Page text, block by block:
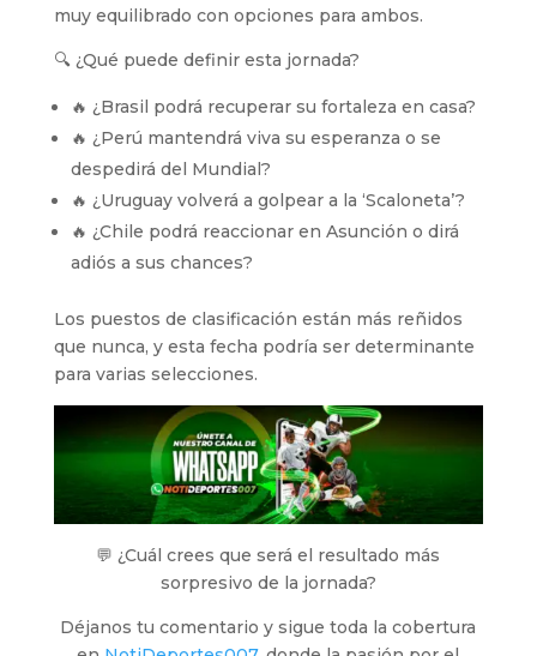
muy equilibrado con opciones para ambos.
🔍 ¿Qué puede definir esta jornada?
🔥 ¿Brasil podrá recuperar su fortaleza en casa?
🔥 ¿Perú mantendrá viva su esperanza o se
despedirá del Mundial?
🔥 ¿Uruguay volverá a golpear a la ‘Scaloneta’?
🔥 ¿Chile podrá reaccionar en Asunción o dirá
adiós a sus chances?
Los puestos de clasificación están más reñidos
que nunca, y esta fecha podría ser determinante
para varias selecciones.
💬 ¿Cuál crees que será el resultado más
sorpresivo de la jornada?
Déjanos tu comentario y sigue toda la cobertura